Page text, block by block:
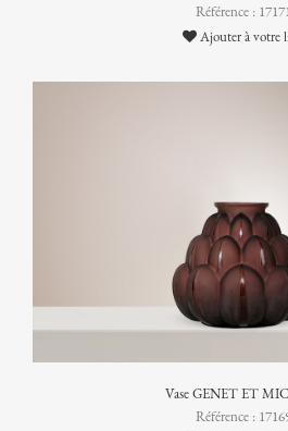
Référence :
Ajouter à votre
Vase GENET ET
Référence :